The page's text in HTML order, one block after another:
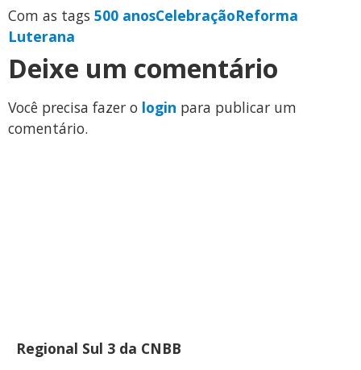
Com as tags 500 anosCelebraçãoReforma
Luterana
Deixe um comentário
Você precisa fazer o login para publicar um
comentário.
Regional Sul 3 da CNBB